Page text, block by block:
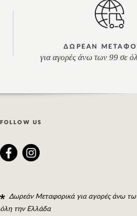
ΔΩΡΕΑΝ
για αγορές άνω των 99 σε
FOLLOW US
Δωρεάν Μεταφορικά για αγορές άνω
όλη την Ελλάδα